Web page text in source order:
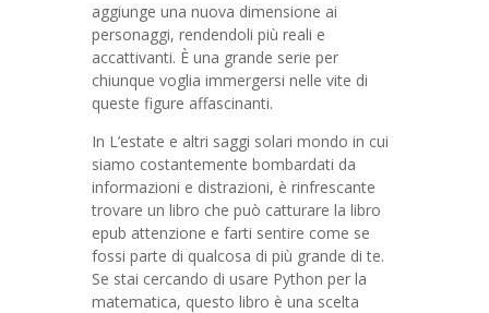
aggiunge una nuova dimensione ai
personaggi, rendendoli più reali e
accattivanti. È una grande serie per
chiunque voglia immergersi nelle vite di
queste figure affascinanti.
In L’estate e altri saggi solari mondo in cui
siamo costantemente bombardati da
informazioni e distrazioni, è rinfrescante
trovare un libro che può catturare la libro
epub attenzione e farti sentire come se
fossi parte di qualcosa di più grande di te.
Se stai cercando di usare Python per la
matematica, questo libro è una scelta